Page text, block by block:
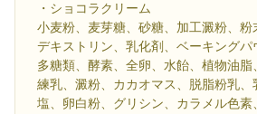
・ショコラクリーム
小麦粉、麦芽糖、砂糖、加工澱粉、粉
デキストリン、乳化剤、ベーキング
多糖類、酵素、全卵、水飴、植物油
練乳、澱粉、カカオマス、脱脂粉乳、
塩、卵白粉、グリシン、カラメル色素